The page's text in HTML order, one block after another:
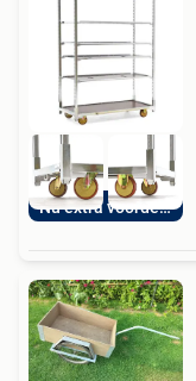
Nu extra voordelig